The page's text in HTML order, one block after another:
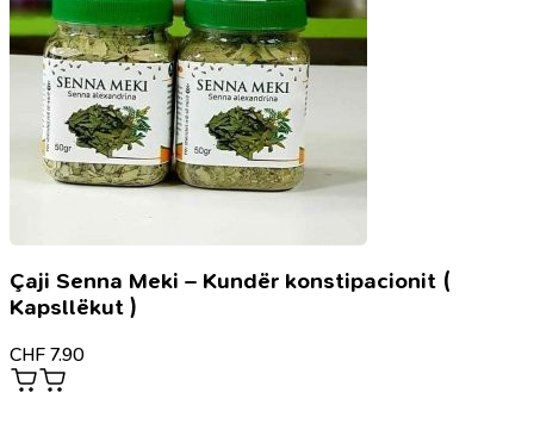
Çaji Senna Meki – Kundër konstipacionit (
Kapsllëkut )
CHF 7.90